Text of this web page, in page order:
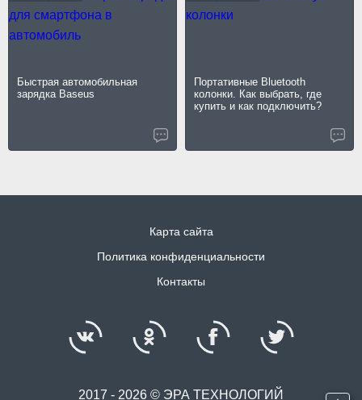
Быстрая автомобильная
зарядка Baseus
Портативные Bluetooth
колонки. Как выбрать, где
купить и как подключить?
Карта сайта
Политика конфиденциальности
Контакты
2017 - 2026 © ЭРА ТЕХНОЛОГИЙ